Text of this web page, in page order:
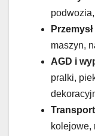
maszyn,
AGD i
pralki,
kolejowe,